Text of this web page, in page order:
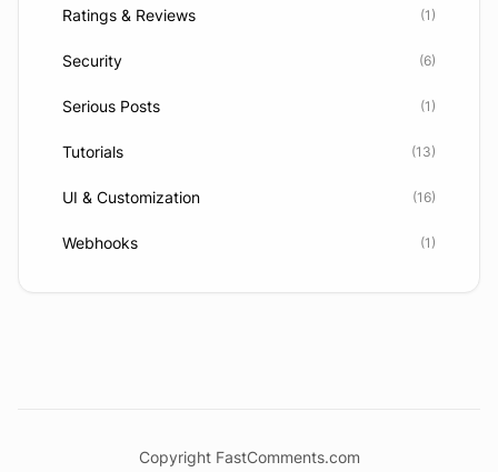
Ratings & Reviews (1)
Security (6)
Serious Posts (1)
Tutorials (13)
UI & Customization (16)
Webhooks (1)
Copyright FastComments.com